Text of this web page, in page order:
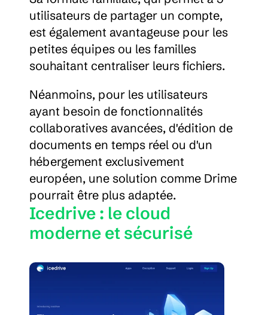
utilisateurs de partager un compte,
est également avantageuse pour les
petites équipes ou les familles
souhaitant centraliser leurs fichiers.
Néanmoins, pour les utilisateurs
ayant besoin de fonctionnalités
collaboratives avancées, d'édition de
documents en temps réel ou d'un
hébergement exclusivement
européen, une solution comme Drime
pourrait être plus adaptée.
Icedrive : le cloud
moderne et sécurisé